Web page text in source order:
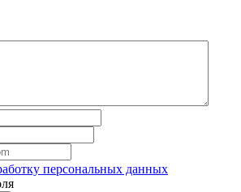
персональных данных